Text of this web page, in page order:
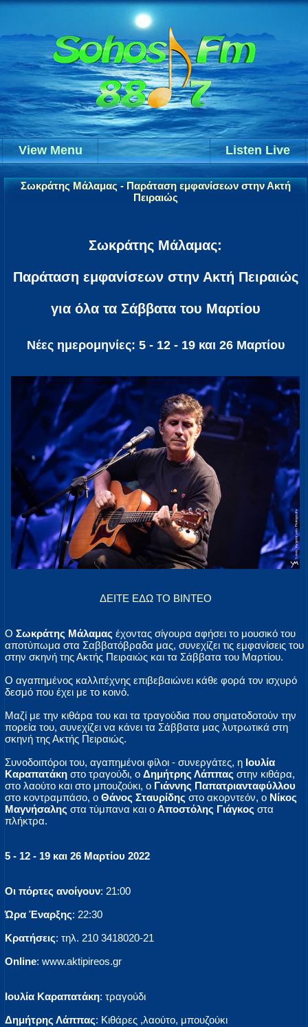
Listen Live
View Menu
Σωκράτης Μάλαμας - Παράταση εμφανίσεων στην Ακτή
Πειραιώς
Σωκράτης Μάλαμας:
Παράταση εμφανίσεων στην Ακτή Πειραιώς
για όλα τα Σάββατα του Μαρτίου
Νέες ημερομηνίες: 5 - 12 - 19 και 26 Μαρτίου
ΔΕΙΤΕ ΕΔΩ ΤΟ ΒΙΝΤΕΟ
Ο Σωκράτης Μάλαμας έχοντας σίγουρα αφήσει το μουσικό του
αποτύπωμα στα Σαββατόβραδα μας, συνεχίζει τις εμφανίσεις του
στην σκηνή της Ακτής Πειραιώς και τα Σάββατα του Μαρτίου.
Ο αγαπημένος καλλιτέχνης επιβεβαιώνει κάθε φορά τον ισχυρό
δεσμό που έχει με το κοινό.
Μαζί με την κιθάρα του και τα τραγούδια που σηματοδοτούν την
πορεία του, συνεχίζει να κάνει τα Σάββατα μας λυτρωτικά στη
σκηνή της Ακτής Πειραιώς.
Συνοδοιπόροι του, αγαπημένοι φίλοι - συνεργάτες, η Ιουλία
Καραπατάκη στο τραγούδι, ο Δημήτρης Λάππας στην κιθάρα,
στο λαούτο και στο μπουζούκι, ο Γιάννης Παπατριανταφύλλου
στο κοντραμπάσο, ο Θάνος Σταυρίδης στο ακορντεόν, ο Νίκος
Μαγνήσαλης στα τύμπανα και ο Αποστόλης Γιάγκος στα
πλήκτρα.
5 - 12 - 19 και 26 Μαρτίου 2022
Οι πόρτες ανοίγουν: 21:00
Ώρα Έναρξης: 22:30
Κρατήσεις: τηλ. 210 3418020-21
Οnline: www.aktipireos.gr
Ιουλία Καραπατάκη: τραγούδι
Δημήτρης Λάππας: Κιθάρες ,λαούτο, μπουζούκι